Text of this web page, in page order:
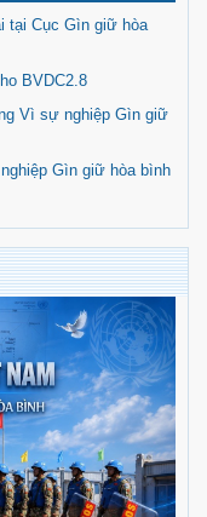
tại Cục Gìn giữ hòa
BVDC2.8
Vì sự nghiệp Gìn giữ
Gìn giữ hòa bình